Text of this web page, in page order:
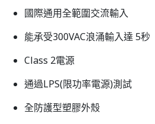
國際通用全範圍交流輸入
能承受300VAC浪涌輸入達 5秒
Class 2電源
通過LPS(限功率電源)測試
全防護型塑膠外殼